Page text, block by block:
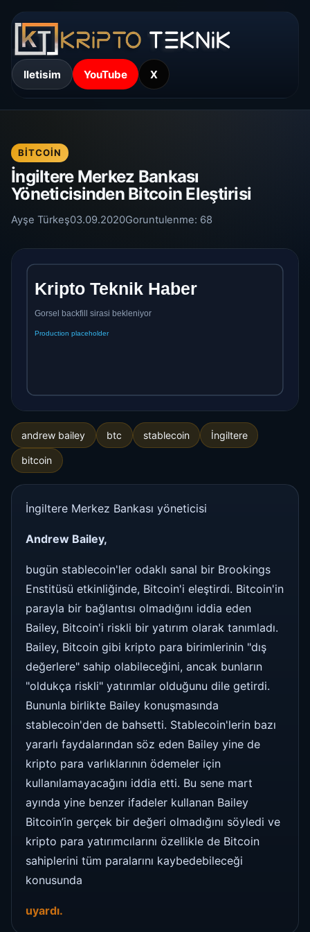
Iletisim YouTube X
BITCOIN
İngiltere Merkez Bankası
Yöneticisinden Bitcoin Eleştirisi
Ayşe Türkeş03.09.2020Goruntulenme: 68
andrew bailey btc stablecoin İngiltere
bitcoin
İngiltere Merkez Bankası yöneticisi
Andrew Bailey,
bugün stablecoin'ler odaklı sanal bir Brookings
Enstitüsü etkinliğinde, Bitcoin'i eleştirdi. Bitcoin'in
parayla bir bağlantısı olmadığını iddia eden
Bailey, Bitcoin'i riskli bir yatırım olarak tanımladı.
Bailey, Bitcoin gibi kripto para birimlerinin "dış
değerlere" sahip olabileceğini, ancak bunların
"oldukça riskli" yatırımlar olduğunu dile getirdi.
Bununla birlikte Bailey konuşmasında
stablecoin'den de bahsetti. Stablecoin'lerin bazı
yararlı faydalarından söz eden Bailey yine de
kripto para varlıklarının ödemeler için
kullanılamayacağını iddia etti. Bu sene mart
ayında yine benzer ifadeler kullanan Bailey
Bitcoin’in gerçek bir değeri olmadığını söyledi ve
kripto para yatırımcılarını özellikle de Bitcoin
sahiplerini tüm paralarını kaybedebileceği
konusunda
uyardı.